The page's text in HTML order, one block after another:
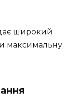
широкий
максимальну